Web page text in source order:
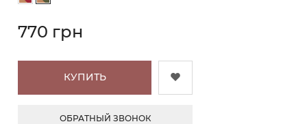
770 грн
КУПИТЬ
ОБРАТНЫЙ ЗВОНОК